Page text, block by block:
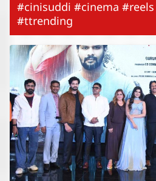
#cinisuddi #cinema
#ttrending